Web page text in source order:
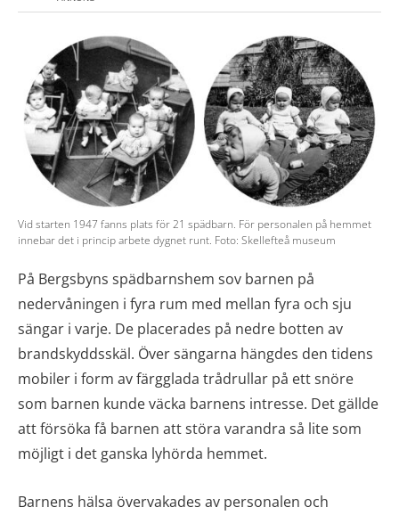
Vid starten 1947 fanns plats för 21 spädbarn. För personalen på hemmet
innebar det i princip arbete dygnet runt. Foto: Skellefteå museum
På Bergsbyns spädbarnshem sov barnen på
nedervåningen i fyra rum med mellan fyra och sju
sängar i varje. De placerades på nedre botten av
brandskyddsskäl. Över sängarna hängdes den tidens
mobiler i form av färgglada trådrullar på ett snöre
som barnen kunde väcka barnens intresse. Det gällde
att försöka få barnen att störa varandra så lite som
möjligt i det ganska lyhörda hemmet.
Barnens hälsa övervakades av personalen och